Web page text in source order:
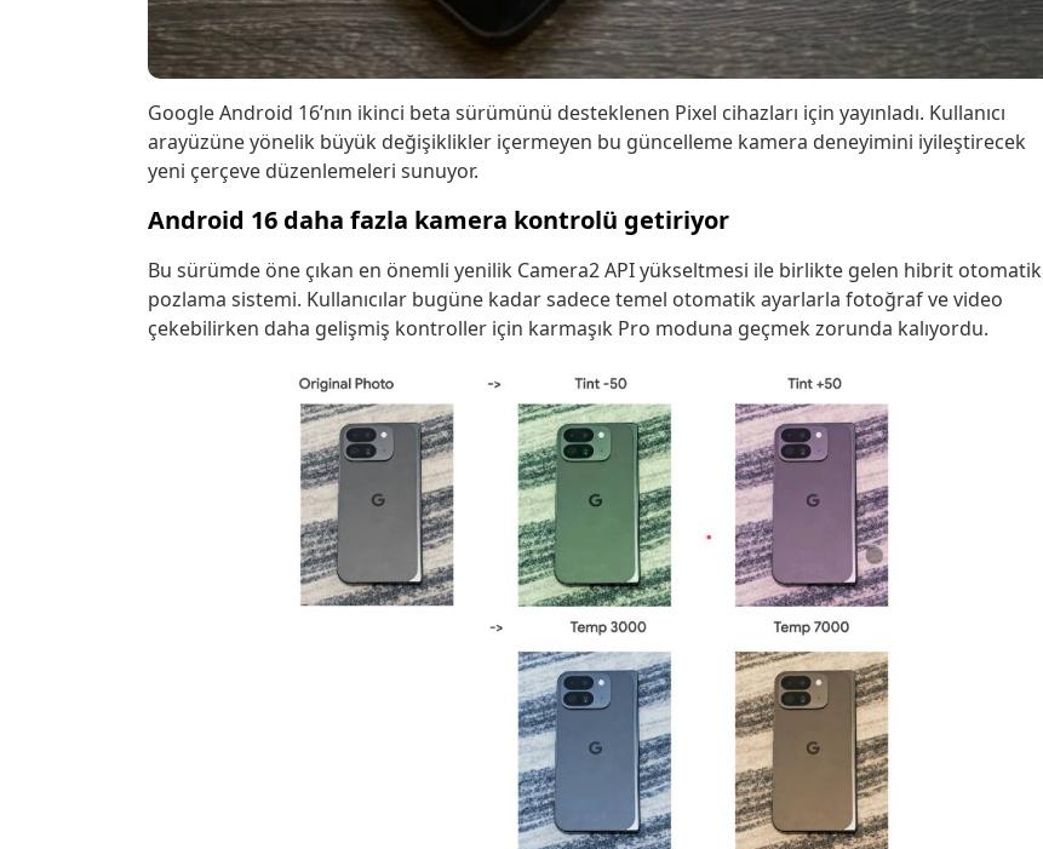
Google Android 16’nın ikinci beta sürümünü desteklenen Pixel cihazları için yayınladı. Kullanıcı
arayüzüne yönelik büyük değişiklikler içermeyen bu güncelleme kamera deneyimini iyileştirecek
yeni çerçeve düzenlemeleri sunuyor.
Android 16 daha fazla kamera kontrolü getiriyor
Bu sürümde öne çıkan en önemli yenilik Camera2 API yükseltmesi ile birlikte gelen hibrit otomatik
pozlama sistemi. Kullanıcılar bugüne kadar sadece temel otomatik ayarlarla fotoğraf ve video
çekebilirken daha gelişmiş kontroller için karmaşık Pro moduna geçmek zorunda kalıyordu.